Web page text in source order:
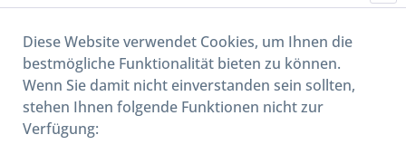
Diese Website verwendet Cookies, um Ihnen die
bestmögliche Funktionalität bieten zu können.
Wenn Sie damit nicht einverstanden sein sollten,
stehen Ihnen folgende Funktionen nicht zur
Verfügung: